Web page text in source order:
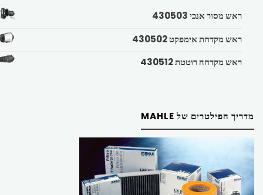
ראש מסור אנכי 430503
ראש מקדחת אימפקט 430502
ראש מקדחה רוטטת 430512
מדריך הפילטרים של MAHLE